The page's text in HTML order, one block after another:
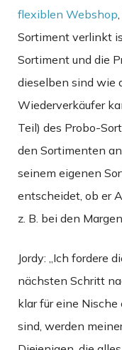
flexiblen Webshop
Sortiment verlinkt
Sortiment und die
dieselben sind wie
Wiederverkäufer
Teil) des Probo-
den Sortimenten
seinem eigenen
entscheidet, ob er
z. B. bei den
Jordy: „Ich fordere
nächsten Schritt
klar für eine
sind, werden